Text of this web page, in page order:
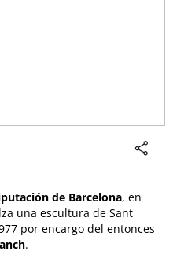
de Barcelona, en
una escultura de Sant
por encargo del entonces
.